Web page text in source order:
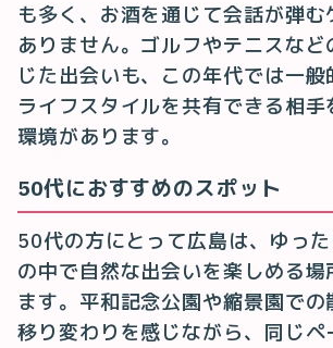
も多く、お酒を通じて会話が弾む
ありません。ゴルフやテニスなど
じた出会いも、この年代では一
ライフスタイルを共有できる相手
環境があります。
50代におすすめのスポット
50代の方にとって広島は、ゆっ
の中で自然な出会いを楽しめる場
ます。平和記念公園や縮景園での
移り変わりを感じながら、同じペ